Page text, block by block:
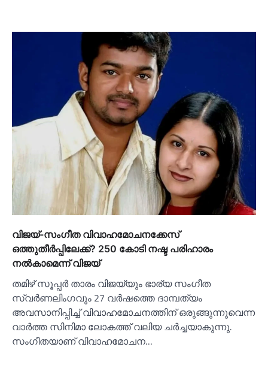
വിജയ്-സംഗീത വിവാഹമോചനക്കേസ്
ഒത്തുതീര്‍പ്പിലേക്ക്? 250 കോടി നഷ്ട പരിഹാരം
നല്‍കാമെന്ന് വിജയ്
തമിഴ് സൂപ്പർ താരം വിജയ്‌യും ഭാര്യ സംഗീത
സ്വർണലിംഗവും 27 വർഷത്തെ ദാമ്പത്യം
അവസാനിപ്പിച്ച്‌ വിവാഹമോചനത്തിന് ഒരുങ്ങുന്നുവെന്ന
വാർത്ത സിനിമാ ലോകത്ത് വലിയ ചർച്ചയാകുന്നു.
സംഗീതയാണ് വിവാഹമോചന…